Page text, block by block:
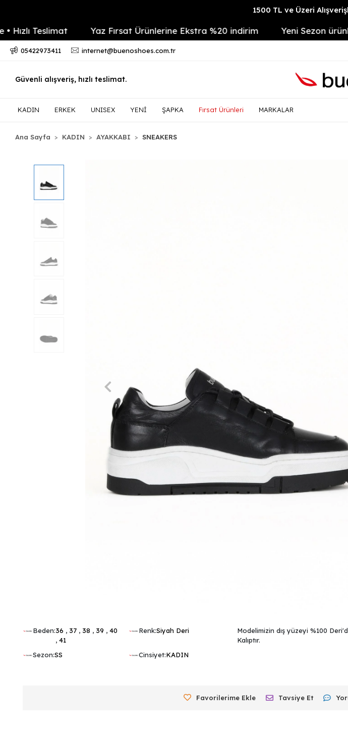
1500 TL ve Üzeri
Teslimat Yaz Fırsat Ürünlerine Ekstra %20 indirim Yeni Sezon
05422973411 internet@buenoshoes.com.tr
Güvenli alışveriş, hızlı teslimat.
KADIN ERKEK UNISEX YENİ ŞAPKA Fırsat Ürünleri MARKALAR
Ana Sayfa KADIN AYAKKABI SNEAKERS
Beden:36 , 37 , 38 , 39 ,40
,41
Renk:Siyah Deri
Sezon:SS Cinsiyet:KADIN
Modelimizin dış yüzeyi %100
Kalıptır.
Favorilerime Ekle Tavsiye Et